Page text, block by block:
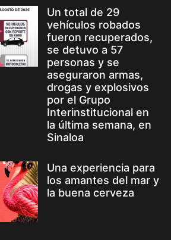
Un total de 29
vehículos robados
fueron recuperados,
se detuvo a 57
personas y se
aseguraron armas,
drogas y explosivos
por el Grupo
Interinstitucional en
la última semana, en
Sinaloa
Una experiencia para
los amantes del mar y
la buena cerveza